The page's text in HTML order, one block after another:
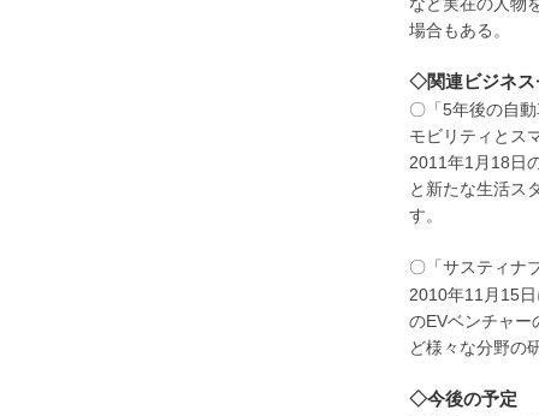
場合もある。
◇関連ビジネス
〇「5年後の自
モビリティとス
2011年1月18日
と新たな生活ス
す。
〇「サスティナ
2010年11月15
のEVベンチャー
ど様々な分野の
◇今後の予定